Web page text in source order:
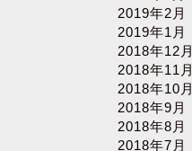
2019年2月
2019年1月
2018年12月
2018年11月
2018年10月
2018年9月
2018年8月
2018年7月